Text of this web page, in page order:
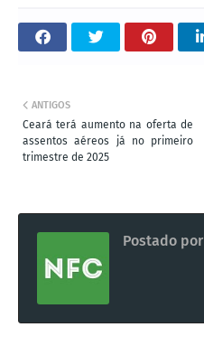
ANTIGOS
Ceará terá aumento na oferta de
assentos aéreos já no primeiro
trimestre de 2025
Postado por